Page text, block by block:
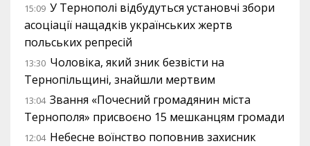
15:09 У Тернополі відбудуться установчі збори
асоціації нащадків українських жертв
польських репресій
13:30 Чоловіка, який зник безвісти на
Тернопільщині, знайшли мертвим
13:04 Звання «Почесний громадянин міста
Тернополя» присвоєно 15 мешканцям громади
12:04 Небесне воїнство поповнив захисник